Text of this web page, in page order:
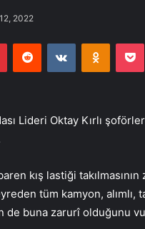
2022
PinterestReddit VKontakte
Lideri Oktay Kırlı
kış lastiği
tüm kamyon,
de buna zarurî olduğunu